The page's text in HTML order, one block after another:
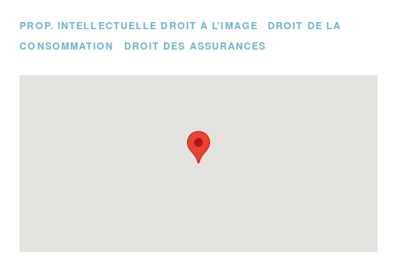
PROP. INTELLECTUELLE DROIT À L’IMAGE
DROIT DE LA
CONSOMMATION
DROIT DES ASSURANCES